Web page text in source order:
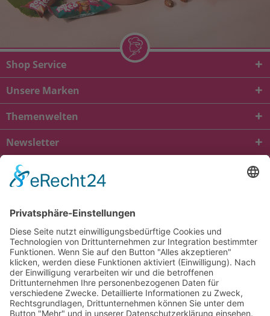
Shop Service
Unsere Marken
Themenwelten
Newsletter
* Alle Preise inkl. gesetzl. Mehrwertsteuer zzgl.
und ggf.
Nachnahmegebühren, wenn nicht anders beschrieben
viba.de
4.90von5.00bei1685
Kontakt Versandkosten und Lieferung
Zahlungsarten
FAQ – Häufig gestellte Fragen
Mein Konto
Allgemeine Geschäftsbedingungen
Datenschutz
Impressum
Barrierefreiheit
Cookie-Einstellungen Widerrufsbelehrung